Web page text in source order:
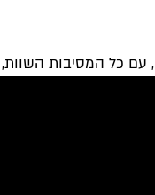
עם כל המסיבות